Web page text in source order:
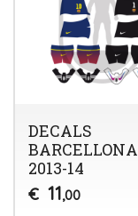
DECALS
BARCELLONA
2013-14
€ 11,00